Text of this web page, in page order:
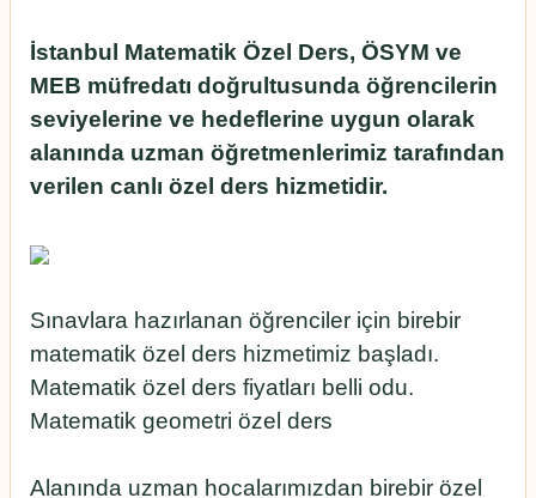
İstanbul Matematik Özel Ders, ÖSYM ve
MEB müfredatı doğrultusunda öğrencilerin
seviyelerine ve hedeflerine uygun olarak
alanında uzman öğretmenlerimiz tarafından
verilen canlı özel ders hizmetidir.
Sınavlara hazırlanan öğrenciler için birebir
matematik özel ders hizmetimiz başladı.
Matematik özel ders fiyatları belli odu.
Matematik geometri özel ders
Alanında uzman hocalarımızdan birebir özel